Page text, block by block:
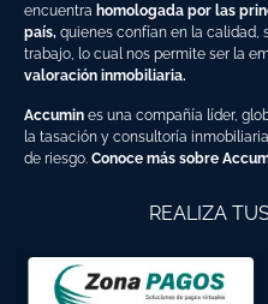
encuentra homologada por las
país, quienes confían en la calidad,
trabajo, lo cual nos permite ser la
valoración inmobiliaria.
Accumin es una compañía líder,
la tasación y consultoría
de riesgo. Conoce más sobre
REALIZA